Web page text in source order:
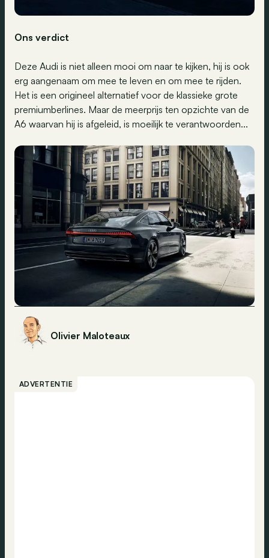
Ons verdict
Deze Audi is niet alleen mooi om naar te kijken, hij is ook
erg aangenaam om mee te leven en om mee te rijden.
Het is een origineel alternatief voor de klassieke grote
premiumberlines. Maar de meerprijs ten opzichte van de
A6 waarvan hij is afgeleid, is moeilijk te verantwoorden...
Olivier Maloteaux
ADVERTENTIE